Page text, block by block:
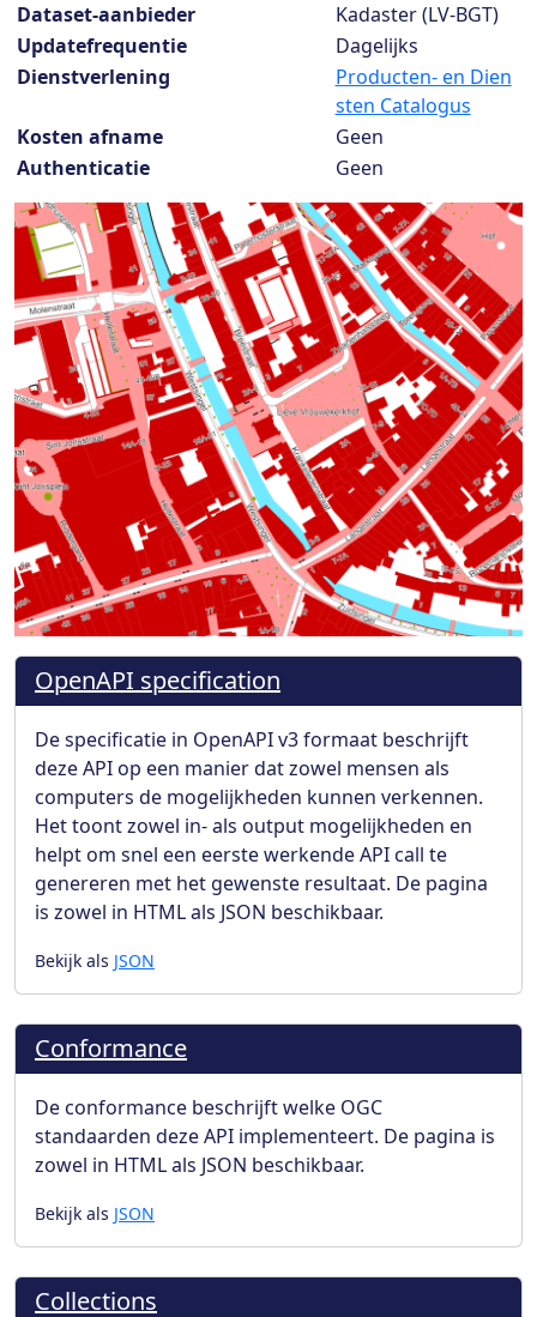
Dataset-aanbieder
Kadaster (LV-BGT)
Updatefrequentie
Dagelijks
Dienstverlening
Producten- en Dien
sten Catalogus
Kosten afname
Geen
Authenticatie
Geen
OpenAPI specification
De specificatie in OpenAPI v3 formaat beschrijft
deze API op een manier dat zowel mensen als
computers de mogelijkheden kunnen verkennen.
Het toont zowel in- als output mogelijkheden en
helpt om snel een eerste werkende API call te
genereren met het gewenste resultaat. De pagina
is zowel in HTML als JSON beschikbaar.
Bekijk als JSON
Conformance
De conformance beschrijft welke OGC
standaarden deze API implementeert. De pagina is
zowel in HTML als JSON beschikbaar.
Bekijk als JSON
Collections